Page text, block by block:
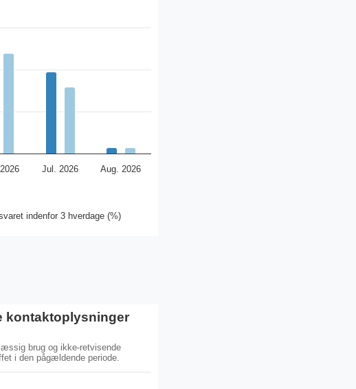
indenfor 3 hverdage (%)
Jul. 2026 Aug. 2026
kontaktoplysninger
brug og ikke-retvisende
i den pågældende periode.